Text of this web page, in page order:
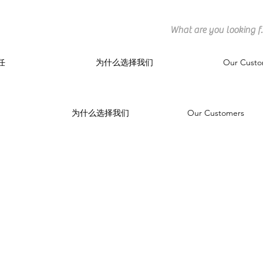
为什么选择我们 Our Customers
为什么选择我们 Our